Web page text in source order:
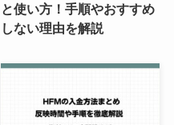
と使い方！手順やおすすめ
しない理由を解説